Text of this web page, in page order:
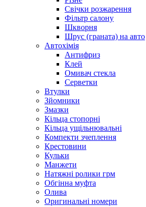
Свічки розжарення
Фільтр салону
Шкворня
Шрус (граната) на авто
Автохімія
Антифриз
Клей
Омивач стекла
Серветки
Втулки
Зйомники
Змазки
Кільца стопорні
Кільца ущільнювальні
Компекти зчеплення
Крестовини
Кульки
Манжети
Натяжні ролики грм
Обгінна муфта
Олива
Оригинальні номери